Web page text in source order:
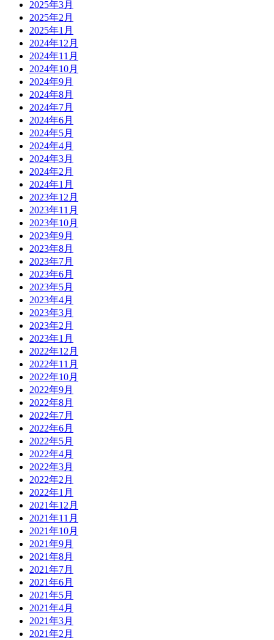
2025年3月
2025年2月
2025年1月
2024年12月
2024年11月
2024年10月
2024年9月
2024年8月
2024年7月
2024年6月
2024年5月
2024年4月
2024年3月
2024年2月
2024年1月
2023年12月
2023年11月
2023年10月
2023年9月
2023年8月
2023年7月
2023年6月
2023年5月
2023年4月
2023年3月
2023年2月
2023年1月
2022年12月
2022年11月
2022年10月
2022年9月
2022年8月
2022年7月
2022年6月
2022年5月
2022年4月
2022年3月
2022年2月
2022年1月
2021年12月
2021年11月
2021年10月
2021年9月
2021年8月
2021年7月
2021年6月
2021年5月
2021年4月
2021年3月
2021年2月